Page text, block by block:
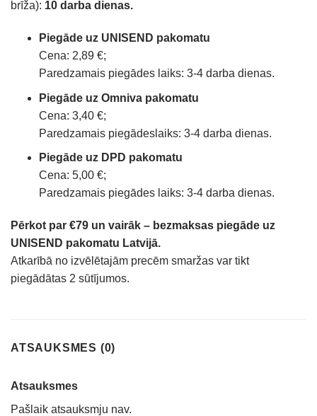
brīža): 10 darba dienas.
Piegāde uz UNISEND pakomatu
Cena: 2,89 €;
Paredzamais piegādes laiks: 3-4 darba dienas.
Piegāde uz Omniva pakomatu
Cena: 3,40 €;
Paredzamais piegādeslaiks: 3-4 darba dienas.
Piegāde uz DPD pakomatu
Cena: 5,00 €;
Paredzamais piegādes laiks: 3-4 darba dienas.
Pērkot par €79 un vairāk – bezmaksas piegāde uz
UNISEND pakomatu Latvijā.
Atkarībā no izvēlētajām precēm smaržas var tikt
piegādātas 2 sūtījumos.
ATSAUKSMES (0)
Atsauksmes
Pašlaik atsauksmju nav.